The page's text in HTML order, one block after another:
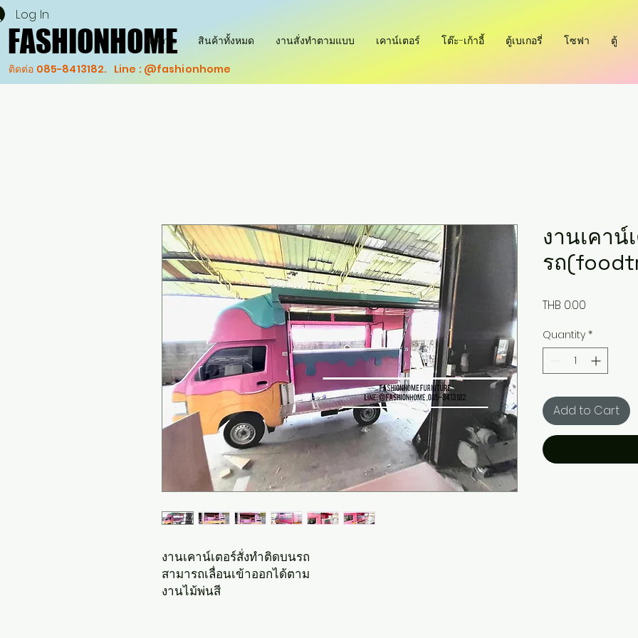
FASHIONHOME
FASHIONHOME
ติดต่อ 085-8413182. Line : @fashionhome
Log In
Home สินค้าทั้งหมด งานสั่งทำตามแบบ เคาน์เตอร์ โต๊ะ-เก้าอี้ ตู้เบเกอรี่ โซฟา ตู้
งานเคาน์เตอร์สั่งทำติดบนรถ
สามารถเลื่อนเข้าออกได้ตาม
งานไม้พ่นสี
งานเคาน์
รถ
THB 0.00
Quantity *
Add to Cart